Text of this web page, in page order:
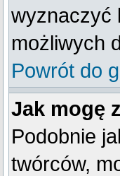
wyznaczyć
możliwych
Powrót do
Jak mogę
Podobnie
twórców,